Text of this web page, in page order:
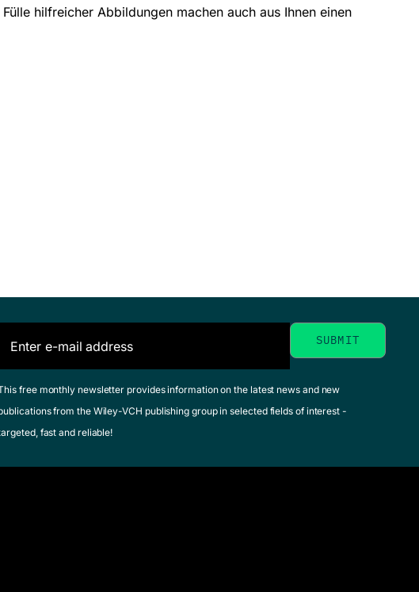
hilfreicher Abbildungen machen auch aus Ihnen einen
free monthly newsletter provides information on the latest news and new
from the Wiley-VCH publishing group in selected fields of interest -
fast and reliable!